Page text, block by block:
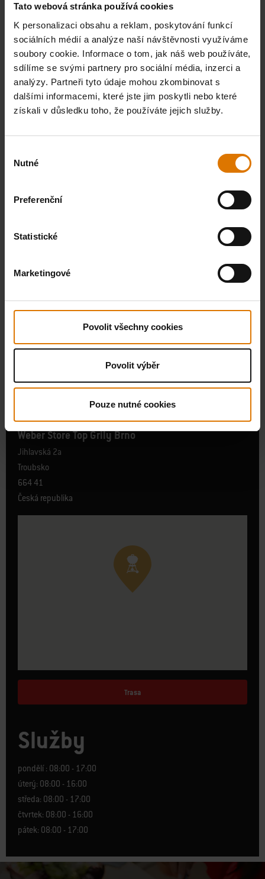
Tato webová stránka používá cookies
K personalizaci obsahu a reklam, poskytování funkcí
sociálních médií a analýze naší návštěvnosti využíváme
soubory cookie. Informace o tom, jak náš web používáte,
sdílíme se svými partnery pro sociální média, inzerci a
analýzy. Partneři tyto údaje mohou zkombinovat s
dalšími informacemi, které jste jim poskytli nebo které
získali v důsledku toho, že používáte jejich služby.
souhlasu
Nutné
Preferenční
Statistické
Marketingové
Povolit všechny cookies
Povolit výběr
Pouze nutné cookies
Adresa
Weber grills - TopGrily.cz
Jihlavská 2a,
664 41 Troubsko
Česká republika
Kontakt
Weber Store, Weber Grill Academy, Service Partner, Weber BBQ
Weber Store Top Grily Brno
Jihlavská 2a
Troubsko
664 41
Česká republika
Trasa
Služby
pondělí : 08:00 - 17:00
úterý: 08:00 - 16:00
středa: 08:00 - 17:00
čtvrtek: 08:00 - 16:00
pátek: 08:00 - 17:00